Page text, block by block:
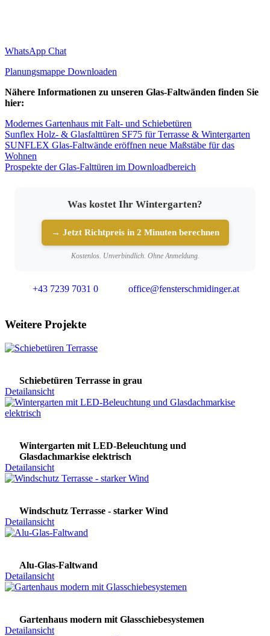
WhatsApp Chat
Planungsmappe Downloaden
Nähere Informationen zu unseren Glas-Faltwänden finden Sie
hier:
Modernes Gartenhaus mit Falt- und Schiebetüren
Sunflex Holz- & Glasfalttüren SF75 für Terrasse & Wintergarten
SUNFLEX Glas-Faltwände eröffnen neue Maßstäbe für das
Wohnen
Prospekte der Glas-Falttüren im Downloadbereich
Was kostet Ihr Wintergarten?
→ Jetzt Richtpreis in 2 Minuten berechnen
Kostenlos. Unverbindlich. Ohne Anmeldung.
+43 7239 7031 0 office@fensterschmidinger.at
Weitere Projekte
Schiebetüren Terrasse in grau
Detailansicht
Wintergarten mit LED-Beleuchtung und
Glasdachmarkise elektrisch
Detailansicht
Windschutz Terrasse - starker Wind
Detailansicht
Alu-Glas-Faltwand
Detailansicht
Gartenhaus modern mit Glasschiebesystemen
Detailansicht